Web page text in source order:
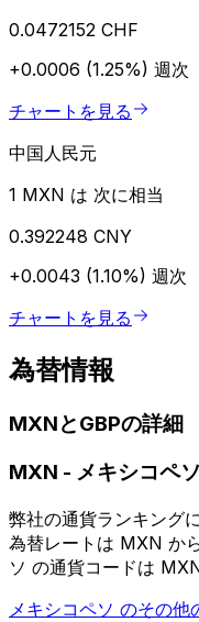
0.0472152 CHF
+0.0006 (1.25%) 週次
チャートを見る
中国人民元
1 MXN は 次に相当
0.392248 CNY
+0.0043 (1.10%) 週次
チャートを見る
為替情報
MXNとGBPの詳細
MXN - メキシコペソ
弊社の通貨ランキング
為替レートは MXN か
ソ の通貨コードは
メキシコペソ のその他